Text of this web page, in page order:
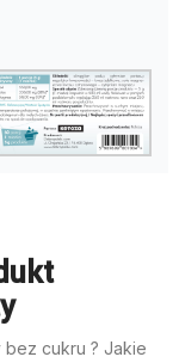
bez cukru ? Jakie